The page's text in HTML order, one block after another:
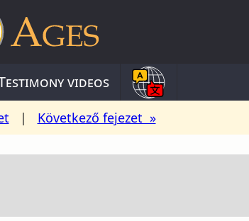
videos
| Következő fejezet »